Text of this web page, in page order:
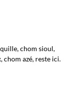
chom sioul,
chom azé, reste ici.